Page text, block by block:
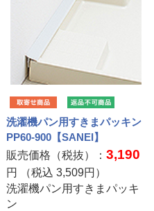
洗濯機パン用すきまパッキン
PP60-900【SANEI】
販売価格（税抜）： 3,190
円 （税込 3,509円）
洗濯機パン用すきまパッキ
ン